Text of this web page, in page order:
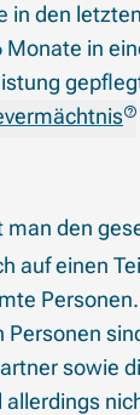
in den
Monate in
man den
auf einen
sowie